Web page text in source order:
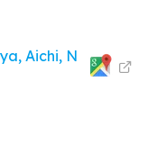
Aichi, N